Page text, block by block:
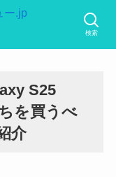
検索
S25
を買うべ
介